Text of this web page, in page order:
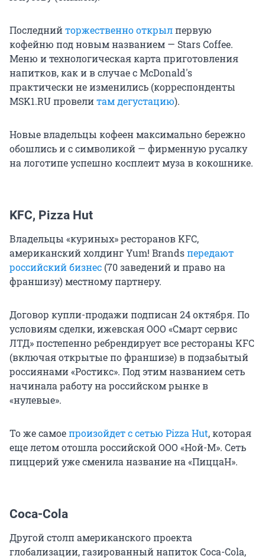
Последнийторжественно открылпервую
кофейню под новым названием — Stars Coffee.
Меню и технологическая карта приготовления
напитков, как и в случае с McDonald's
практически не изменились (корреспонденты
MSK1.RU провелитам дегустацию).
Новые владельцы кофеен максимально бережно
обошлись и с символикой — фирменную русалку
на логотипе успешно косплеит муза в кокошнике.
KFC, Pizza Hut
Владельцы «куриных» ресторанов KFC,
американский холдинг Yum! Brandsпередают
российский бизнес (70 заведений и право на
франшизу) местному партнеру.
Договор купли-продажи подписан 24 октября. По
условиям сделки, ижевская ООО «Смарт сервис
ЛТД» постепенно ребрендирует все рестораны KFC
(включая открытые по франшизе) в подзабытый
россиянами «Ростикс». Под этим названием сеть
начинала работу на российском рынке в
«нулевые».
То же самоепроизойдет с сетью Pizza Hut, которая
еще летом отошла российской ООО «Ной-М». Сеть
пиццерий уже сменила название на «ПиццаН».
Coca-Cola
Другой столп американского проекта
глобализации, газированный напиток Coca-Cola,